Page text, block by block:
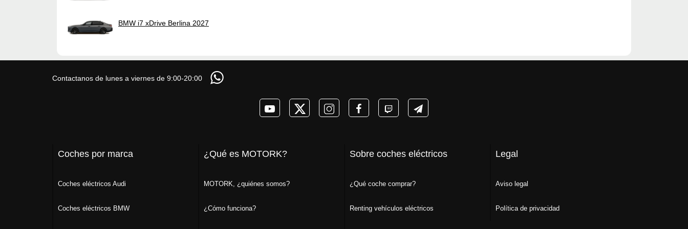
BMW i7 xDrive Berlina 2027
Contactanos de lunes a viernes de 9:00-20:00
Coches por marca
Coches eléctricos Audi
Coches eléctricos BMW
¿Qué es MOTORK?
MOTORK, ¿quiénes somos?
¿Cómo funciona?
Sobre coches eléctricos
¿Qué coche comprar?
Renting vehículos eléctricos
Legal
Aviso legal
Política de privacidad